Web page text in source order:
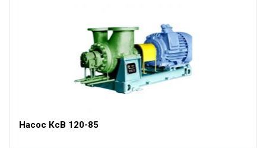
Насос КсВ 120-85